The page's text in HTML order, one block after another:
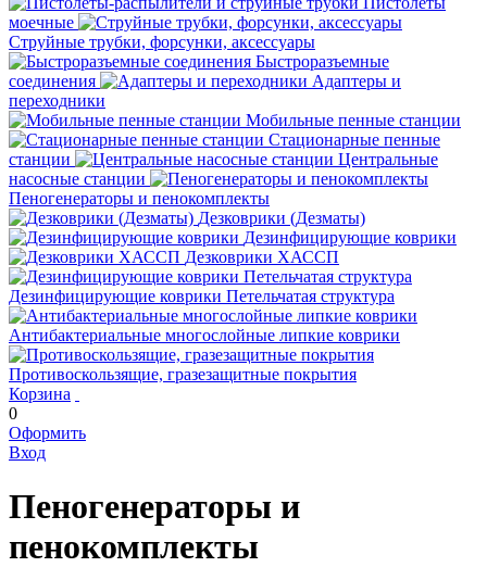
моечные
Струйные трубки, форсунки, аксессуары
Быстроразъемные
соединения
Адаптеры и
переходники
Мобильные пенные станции
Стационарные пенные
станции
Центральные
насосные станции
Пеногенераторы и пенокомплекты
Дезковрики (Дезматы)
Дезинфицирующие коврики
Дезковрики ХАССП
Дезинфицирующие коврики Петельчатая структура
Антибактериальные многослойные липкие коврики
Противоскользящие, гразезащитные покрытия
Корзина
0
Оформить
Вход
Пеногенераторы и
пенокомплекты